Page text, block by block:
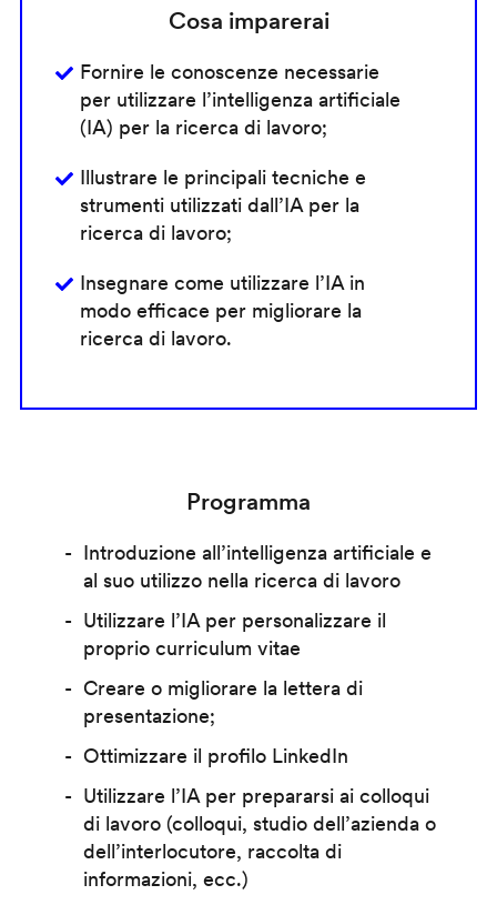
Cosa imparerai
Fornire le conoscenze necessarie
per utilizzare l’intelligenza artificiale
(IA) per la ricerca di lavoro;
Illustrare le principali tecniche e
strumenti utilizzati dall’IA per la
ricerca di lavoro;
Insegnare come utilizzare l’IA in
modo efficace per migliorare la
ricerca di lavoro.
Programma
Introduzione all’intelligenza artificiale e
al suo utilizzo nella ricerca di lavoro
Utilizzare l’IA per personalizzare il
proprio curriculum vitae
Creare o migliorare la lettera di
presentazione;
Ottimizzare il profilo LinkedIn
Utilizzare l’IA per prepararsi ai colloqui
di lavoro (colloqui, studio dell’azienda o
dell’interlocutore, raccolta di
informazioni, ecc.)